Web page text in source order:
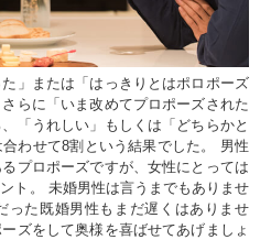
」または「はっきりとはポロポーズ
らに「いま改めてプロポーズされた
「うれしい」もしくは「どちらかと
わせて8割という結果でした。 男性
プロポーズですが、女性にとっては
ト。 未婚男性は言うまでもありませ
った既婚男性もまだ遅くはありませ
ズをして奥様を喜ばせてあげましょ